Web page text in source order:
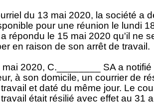
du 13 mai 2020, la société a
pour une réunion le lundi
répondu le 15 mai 2020 qu'il ne
en raison de son arrêt de
mai 2020, C.________ SA a
à son domicile, un courrier de
et daté du même jour. Le
était résilié avec effet au 31